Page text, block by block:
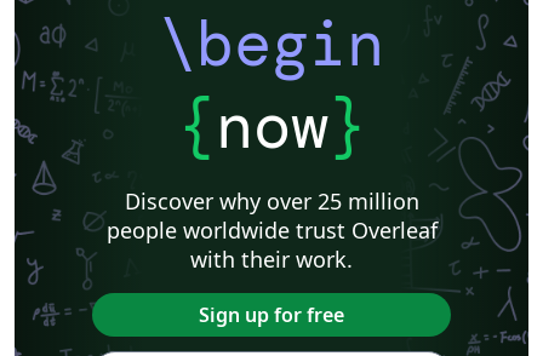
\begin
{now}
Discover why over 25 million
people worldwide trust Overleaf
with their work.
Sign up for free